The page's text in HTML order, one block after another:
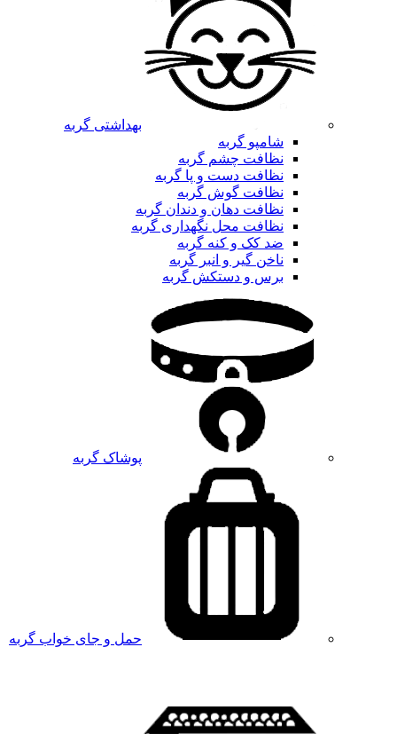
بهداشتی گربه
شامپو گربه
نظافت چشم گربه
نظافت دست و پا گربه
نظافت گوش گربه
نظافت دهان و دندان گربه
نظافت محل نگهداری گربه
ضد کک و کنه گربه
ناخن گیر و انبر گربه
برس و دستکش گربه
پوشاک گربه
حمل و جای خواب گربه